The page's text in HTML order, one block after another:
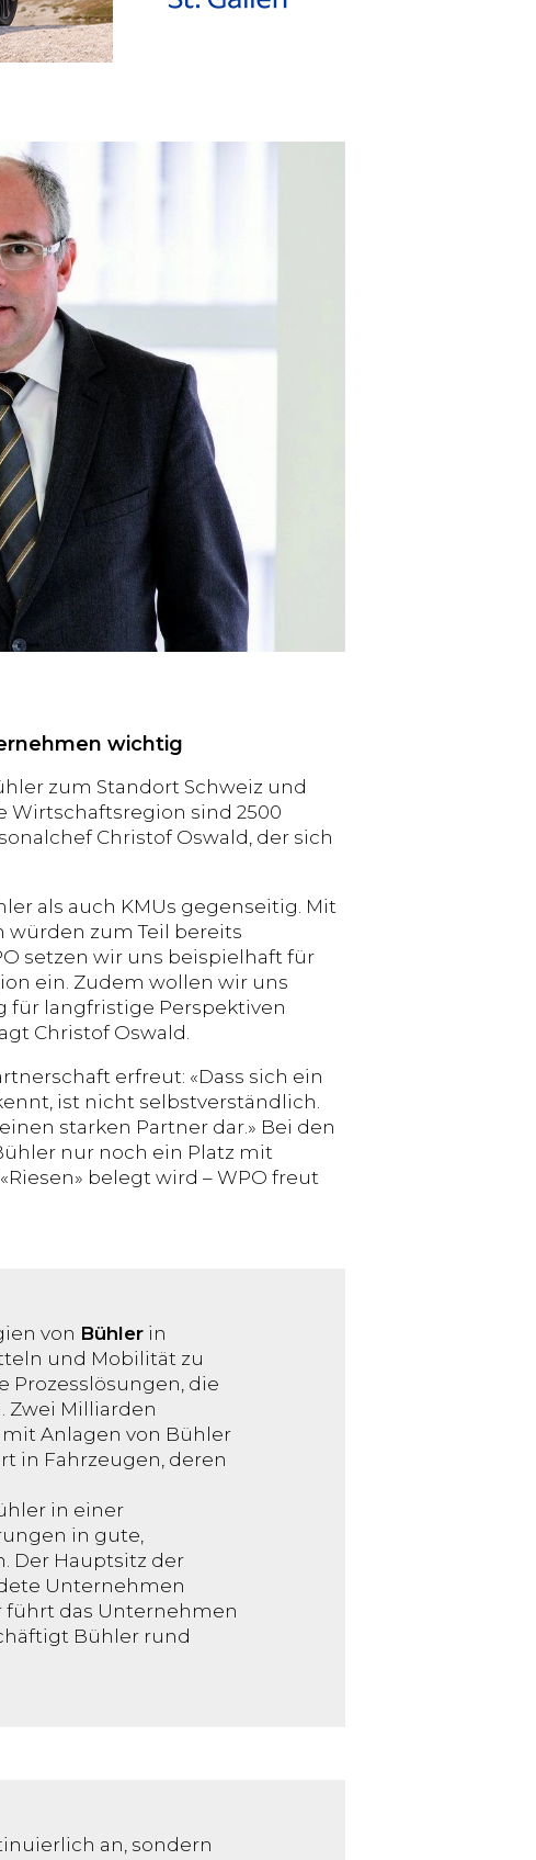
wichtig
zum Standort Schweiz und
Wirtschaftsregion sind 2500
Christof Oswald, der sich
als auch KMUs gegenseitig. Mit
zum Teil bereits
setzen wir uns beispielhaft für
ein. Zudem wollen wir uns
für langfristige Perspektiven
Christof Oswald.
erfreut: «Dass sich ein
ist nicht selbstverständlich.
starken Partner dar.» Bei den
nur noch ein Platz mit
belegt wird – WPO freut
von Bühlerin
und Mobilität zu
die
Zwei Milliarden
Anlagen von Bühler
in Fahrzeugen, deren
in einer
in gute,
Der Hauptsitz der
Unternehmen
führt das Unternehmen
Bühler rund
an, sondern